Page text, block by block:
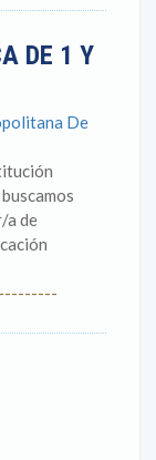
DE 1 Y
De
a de